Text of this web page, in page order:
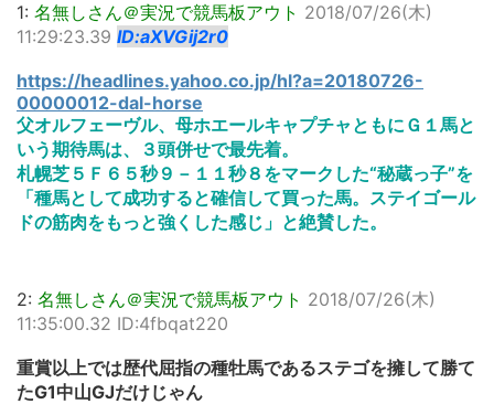
1: 名無しさん＠実況で競馬板アウト 2018/07/26(木)
11:29:23.39 ID:aXVGij2r0
https://headlines.yahoo.co.jp/hl?a=20180726-
00000012-dal-horse
父オルフェーヴル、母ホエールキャプチャともにＧ１馬と
いう期待馬は、３頭併せで最先着。
札幌芝５Ｆ６５秒９－１１秒８をマークした“秘蔵っ子”を
「種馬として成功すると確信して買った馬。ステイゴール
ドの筋肉をもっと強くした感じ」と絶賛した。
2: 名無しさん＠実況で競馬板アウト 2018/07/26(木)
11:35:00.32 ID:4fbqat220
重賞以上では歴代屈指の種牡馬であるステゴを擁して勝て
たG1中山GJだけじゃん